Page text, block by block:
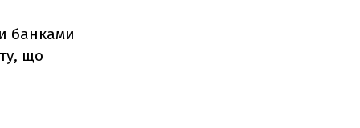
банками
що